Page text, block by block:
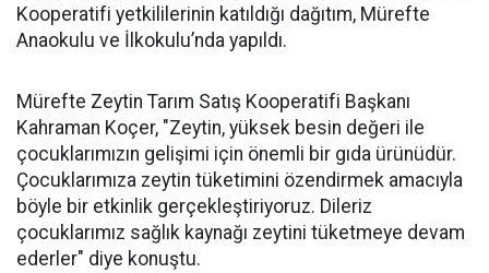
Kooperatifi yetkililerinin katıldığı dağıtım, Mürefte
Anaokulu ve İlkokulu’nda yapıldı.
Mürefte Zeytin Tarım Satış Kooperatifi Başkanı
Kahraman Koçer, "Zeytin, yüksek besin değeri ile
çocuklarımızın gelişimi için önemli bir gıda ürünüdür.
Çocuklarımıza zeytin tüketimini özendirmek amacıyla
böyle bir etkinlik gerçekleştiriyoruz. Dileriz
çocuklarımız sağlık kaynağı zeytini tüketmeye devam
ederler" diye konuştu.